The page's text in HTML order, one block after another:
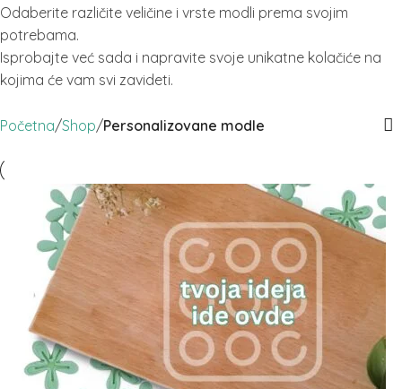
Odaberite različite veličine i vrste modli prema svojim
potrebama.
Isprobajte već sada i napravite svoje unikatne kolačiće na
kojima će vam svi zavideti.
Početna/Shop/Personalizovane modle